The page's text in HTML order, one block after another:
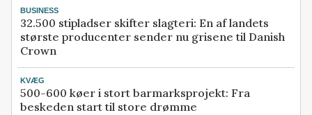
BUSINESS
32.500 stipladser skifter slagteri: En af landets
største producenter sender nu grisene til Danish
Crown
KVÆG
500-600 køer i stort barmarksprojekt: Fra
beskeden start til store drømme